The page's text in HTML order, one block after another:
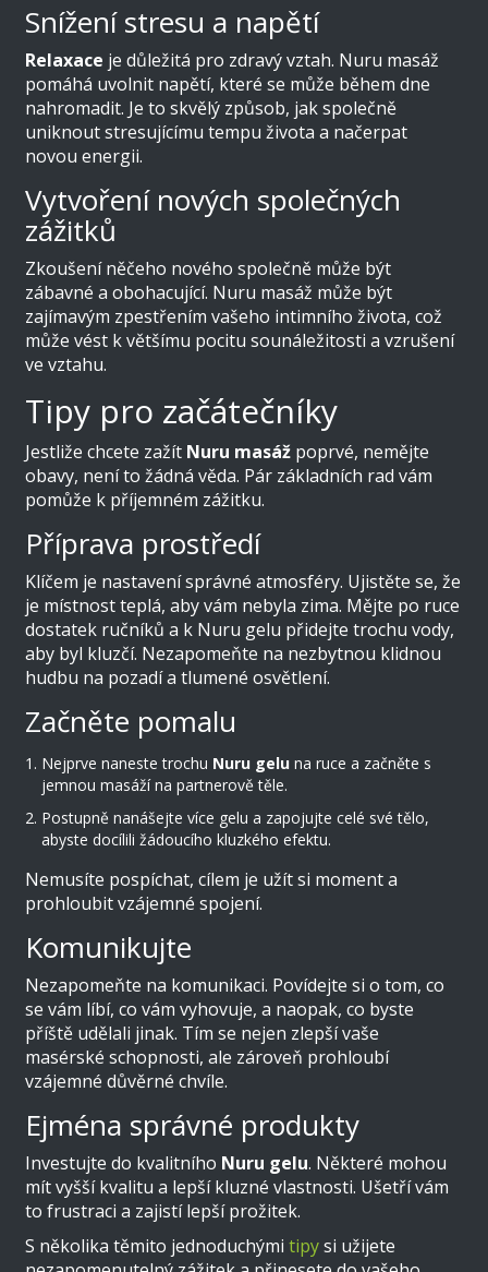
Snížení stresu a napětí
Relaxace je důležitá pro zdravý vztah. Nuru masáž
pomáhá uvolnit napětí, které se může během dne
nahromadit. Je to skvělý způsob, jak společně
uniknout stresujícímu tempu života a načerpat
novou energii.
Vytvoření nových společných
zážitků
Zkoušení něčeho nového společně může být
zábavné a obohacující. Nuru masáž může být
zajímavým zpestřením vašeho intimního života, což
může vést k většímu pocitu sounáležitosti a vzrušení
ve vztahu.
Tipy pro začátečníky
Jestliže chcete zažít Nuru masáž poprvé, nemějte
obavy, není to žádná věda. Pár základních rad vám
pomůže k příjemném zážitku.
Příprava prostředí
Klíčem je nastavení správné atmosféry. Ujistěte se, že
je místnost teplá, aby vám nebyla zima. Mějte po ruce
dostatek ručníků a k Nuru gelu přidejte trochu vody,
aby byl kluzčí. Nezapomeňte na nezbytnou klidnou
hudbu na pozadí a tlumené osvětlení.
Začněte pomalu
Nejprve naneste trochu Nuru gelu na ruce a začněte s
jemnou masáží na partnerově těle.
Postupně nanášejte více gelu a zapojujte celé své tělo,
abyste docílili žádoucího kluzkého efektu.
Nemusíte pospíchat, cílem je užít si moment a
prohloubit vzájemné spojení.
Komunikujte
Nezapomeňte na komunikaci. Povídejte si o tom, co
se vám líbí, co vám vyhovuje, a naopak, co byste
příště udělali jinak. Tím se nejen zlepší vaše
masérské schopnosti, ale zároveň prohloubí
vzájemné důvěrné chvíle.
Ejména správné produkty
Investujte do kvalitního Nuru gelu. Některé mohou
mít vyšší kvalitu a lepší kluzné vlastnosti. Ušetří vám
to frustraci a zajistí lepší prožitek.
S několika těmito jednoduchýmitipysi užijete